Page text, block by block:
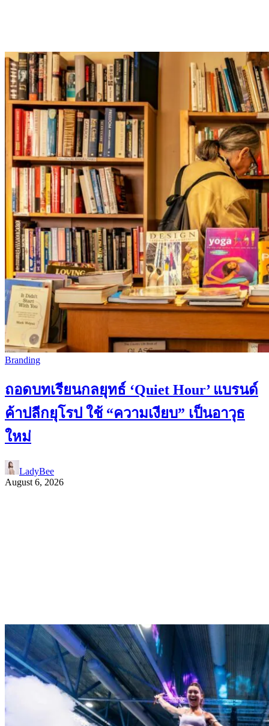
Branding
ถอดบทเรียนกลยุทธ์ ‘Quiet Hour’ แบรนด์
ค้าปลีกยุโรป ใช้ “ความเงียบ” เป็นอาวุธ
ใหม่
LadyBee
August 6, 2026